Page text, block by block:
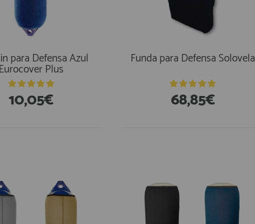
para Defensa Azul
Eurocover Plus
10,05€
Funda para Defensa Solovela
68,85€